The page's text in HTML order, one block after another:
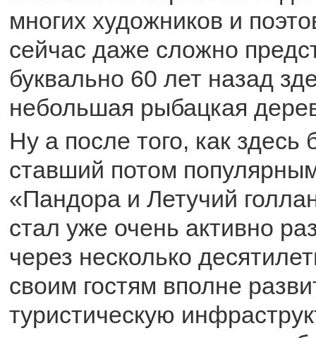
многих художников и
сейчас даже сложно
буквально 60 лет назад
небольшая рыбацкая
Ну а после того, как здесь
ставший потом
«Пандора и Летучий
стал уже очень активно
через несколько
своим гостям вполне
туристическую